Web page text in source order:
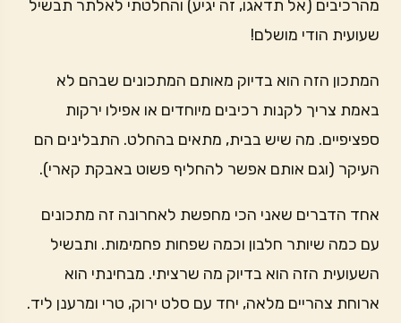
מהרכיבים (אל תדאגו, זה יגיע) והחלטתי לאלתר תבשיל
שעועית הודי מושלם!
המתכון הזה הוא בדיוק מאותם המתכונים שבהם לא
באמת צריך לקנות רכיבים מיוחדים או אפילו ירקות
ספציפיים. מה שיש בבית, מתאים בהחלט. התבלינים הם
העיקר (וגם אותם אפשר להחליף פשוט באבקת קארי).
אחד הדברים שאני הכי מחפשת לאחרונה זה מתכונים
עם כמה שיותר חלבון וכמה שפחות פחמימות. ותבשיל
השעועית הזה הוא בדיוק מה שרציתי. מבחינתי הוא
ארוחת צהריים מלאה, יחד עם סלט ירוק, טרי ומרענן ליד.